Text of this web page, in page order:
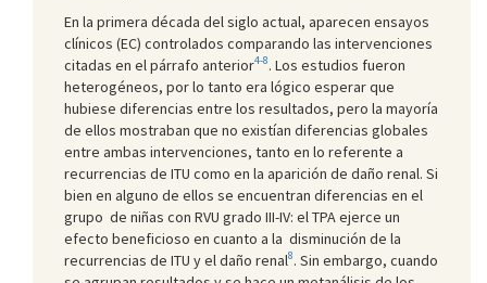
En la primera década del siglo actual, aparecen ensayos
clínicos (EC) controlados comparando las intervenciones
citadas en el párrafo anterior4-8. Los estudios fueron
heterogéneos, por lo tanto era lógico esperar que
hubiese diferencias entre los resultados, pero la mayoría
de ellos mostraban que no existían diferencias globales
entre ambas intervenciones, tanto en lo referente a
recurrencias de ITU como en la aparición de daño renal. Si
bien en alguno de ellos se encuentran diferencias en el
grupo de niñas con RVU grado III-IV: el TPA ejerce un
efecto beneficioso en cuanto a la disminución de la
recurrencias de ITU y el daño renal8. Sin embargo, cuando